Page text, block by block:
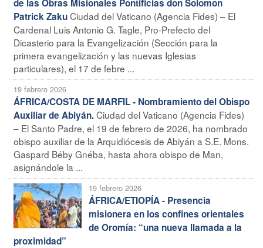
de las Obras Misionales Pontificias don Solomon
Patrick ZakuCiudad del Vaticano (Agencia Fides) – El
Cardenal Luis Antonio G. Tagle, Pro-Prefecto del
Dicasterio para la Evangelización (Sección para la
primera evangelización y las nuevas Iglesias
particulares), el 17 de febre ...
19 febrero 2026
ÁFRICA/COSTA DE MARFIL - Nombramiento del Obispo
Auxiliar de Abiyán.Ciudad del Vaticano (Agencia Fides)
– El Santo Padre, el 19 de febrero de 2026, ha nombrado
obispo auxiliar de la Arquidiócesis de Abiyán a S.E. Mons.
Gaspard Béby Gnéba, hasta ahora obispo de Man,
asignándole la ...
19 febrero 2026
ÁFRICA/ETIOPÍA - Presencia
misionera en los confines orientales
de Oromía: “una nueva llamada a la
proximidad”